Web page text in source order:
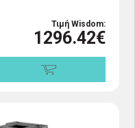
Τιμή Wisdom:
1296.42€